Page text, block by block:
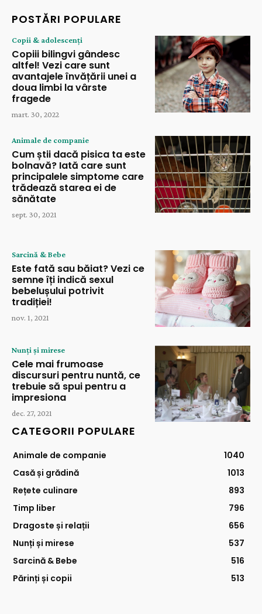
POSTĂRI POPULARE
Copii & adolescenți
Copiii bilingvi gândesc
altfel! Vezi care sunt
avantajele învățării unei a
doua limbi la vârste
fragede
mart. 30, 2022
Animale de companie
Cum știi dacă pisica ta este
bolnavă? Iată care sunt
principalele simptome care
trădează starea ei de
sănătate
sept. 30, 2021
Sarcină & Bebe
Este fată sau băiat? Vezi ce
semne îți indică sexul
bebelușului potrivit
tradiției!
nov. 1, 2021
Nunți și mirese
Cele mai frumoase
discursuri pentru nuntă, ce
trebuie să spui pentru a
impresiona
dec. 27, 2021
CATEGORII POPULARE
Animale de companie
1040
Casă și grădină
1013
Rețete culinare
893
Timp liber
796
Dragoste și relații
656
Nunți și mirese
537
Sarcină & Bebe
516
Părinți și copii
513